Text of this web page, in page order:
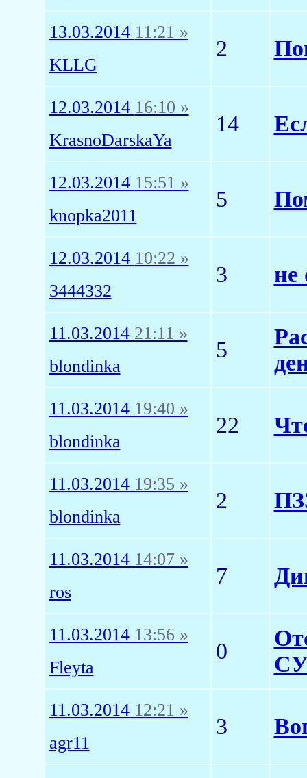
13.03.2014 11:21 »
KLLG
2
12.03.2014 16:10 »
KrasnoDarskaYa
14
12.03.2014 15:51 »
knopka2011
5
12.03.2014 10:22 »
3444332
3 не
11.03.2014 21:11 »
blondinka
5
11.03.2014 19:40 »
blondinka
22
11.03.2014 19:35 »
blondinka
2
11.03.2014 14:07 »
ros
7
11.03.2014 13:56 »
Fleyta
0
11.03.2014 12:21 »
agr11
3